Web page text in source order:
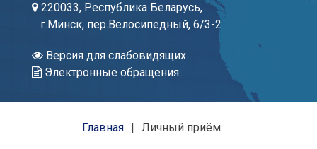
220033, Республика Беларусь,
г.Минск, пер.Велосипедный, 6/3-2
Версия для слабовидящих
Электронные обращения
Главная Личный приём